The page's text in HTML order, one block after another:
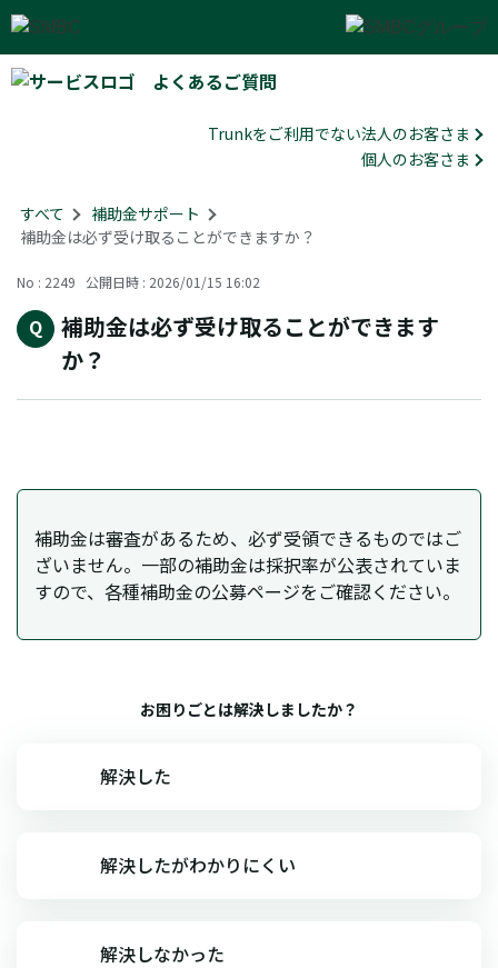
よくあるご質問
Trunkをご利用でない法人のお客さま
個人のお客さま
すべて > 補助金サポート >
補助金は必ず受け取ることができますか？
No : 2249 公開日時 : 2026/01/15 16:02
補助金は必ず受け取ることができます
か？
補助金は審査があるため、必ず受領できるものではご
ざいません。一部の補助金は採択率が公表されていま
すので、各種補助金の公募ページをご確認ください。
お困りごとは解決しましたか？
解決した
解決したがわかりにくい
解決しなかった